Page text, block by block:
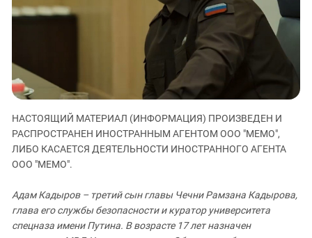
ЗАСТАВЛЯЕТ
КАВКАЗ ЗА ПАЛЕСТИНУ
ИНАКОМЫСЛИЕ В ЧЕЧНЕ
ПРЕСЛЕДОВАНИЕ АКТИВИСТОВ
МОБИЛИЗАЦИЯ И ПРОТЕСТЫ
Дагестан
Калмыкия
Карачаево-Черкесия
Краснодарский край
Российская Федерация
Северная Осетия - Алания
СКФО
НАСТОЯЩИЙ МАТЕРИАЛ (ИНФОРМАЦИЯ) ПРОИЗВЕДЕН И
РАСПРОСТРАНЕН ИНОСТРАННЫМ АГЕНТОМ ООО "МЕМО",
ЛИБО КАСАЕТСЯ ДЕЯТЕЛЬНОСТИ ИНОСТРАННОГО АГЕНТА
ООО "МЕМО".
Адам Кадыров – третий сын главы Чечни Рамзана Кадырова,
глава его службы безопасности и куратор университета
спецназа имени Путина. В возрасте 17 лет назначен